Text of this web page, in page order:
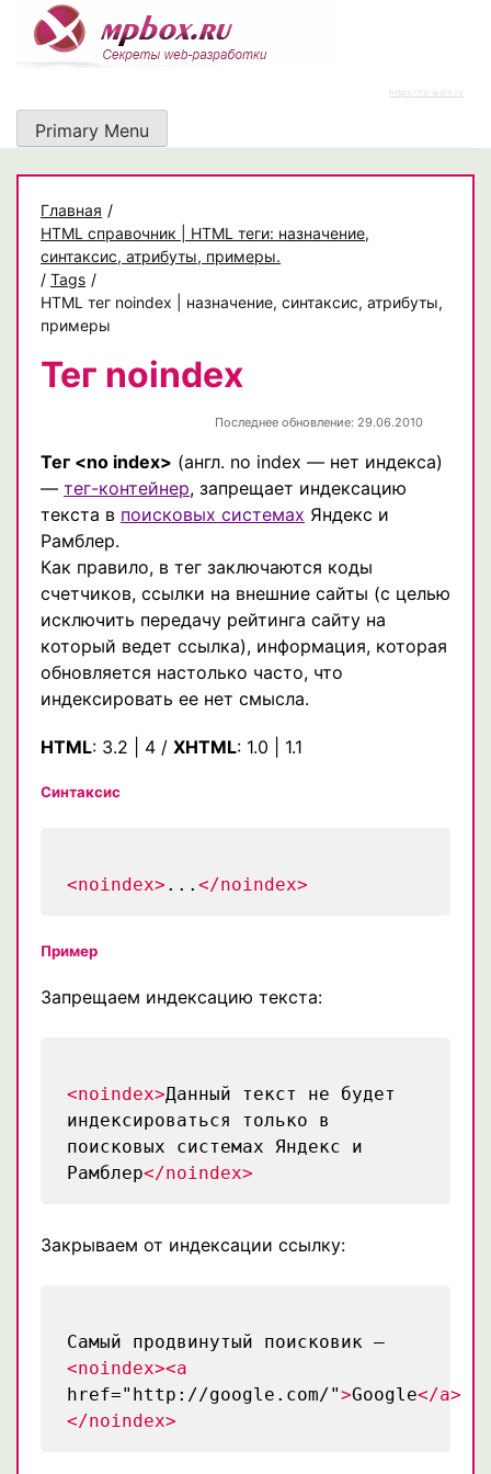
content
https://rz-work.ru
Primary Menu
Главная /
HTML справочник | HTML теги: назначение,
синтаксис, атрибуты, примеры.
/ Tags /
HTML тег noindex | назначение, синтаксис, атрибуты,
примеры
Тег noindex
Последнее обновление: 29.06.2010
Тег <no index> (англ. no index — нет индекса)
— тег-контейнер, запрещает индексацию
текста в поисковых системах Яндекс и
Рамблер.
Как правило, в тег заключаются коды
счетчиков, ссылки на внешние сайты (с целью
исключить передачу рейтинга сайту на
который ведет ссылка), информация, которая
обновляется настолько часто, что
индексировать ее нет смысла.
HTML: 3.2 4 / XHTML: 1.0 1.1
Синтаксис
<noindex> ... </noindex>
Пример
Запрещаем индексацию текста:
<noindex>Данный текст не будет
индексироваться только в
поисковых системах Яндекс и
Рамблер</noindex>
Закрываем от индексации ссылку:
Самый продвинутый поисковик —
<noindex><a
href="http://google.com/">Google</a>
</noindex>